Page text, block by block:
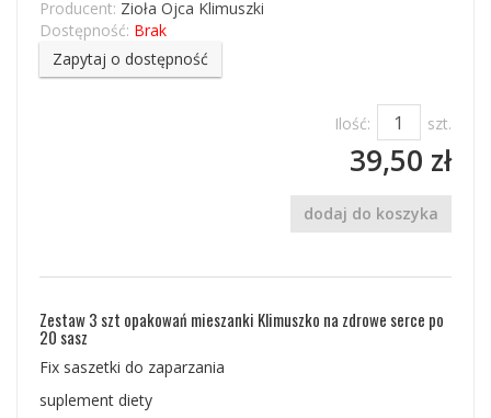
Producent: Zioła Ojca Klimuszki
Dostępność: Brak
Zapytaj o dostępność
Ilość: szt.
39,50 zł
dodaj do koszyka
Zestaw 3 szt opakowań mieszanki Klimuszko na zdrowe serce po
20 sasz
Fix saszetki do zaparzania
suplement diety